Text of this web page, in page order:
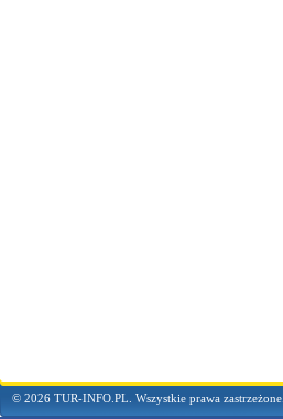
© 2026 TUR-INFO.PL. Wszystkie prawa zastrzeżone.